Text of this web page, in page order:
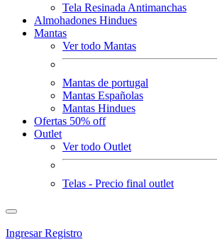
Tela Resinada Antimanchas
Almohadones Hindues
Mantas
Ver todo Mantas
Mantas de portugal
Mantas Españolas
Mantas Hindues
Ofertas 50% off
Outlet
Ver todo Outlet
Telas - Precio final outlet
IngresarRegistro